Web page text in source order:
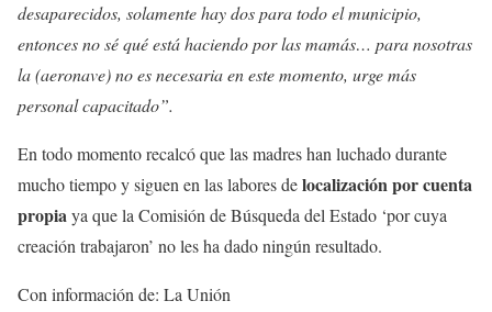
desaparecidos, solamente hay dos para todo el municipio,
entonces no sé qué está haciendo por las mamás… para nosotras
la (aeronave) no es necesaria en este momento, urge más
personal capacitado”.
En todo momento recalcó que las madres han luchado durante
mucho tiempo y siguen en las labores delocalización por cuenta
propiaya que la Comisión de Búsqueda del Estado ‘por cuya
creación trabajaron’ no les ha dado ningún resultado.
Con información de: La Unión